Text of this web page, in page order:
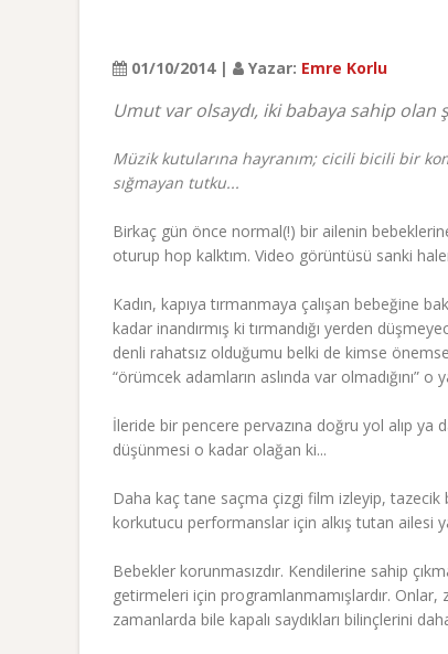
01/10/2014 | Yazar: Emre Korlu
Umut var olsaydı, iki babaya sahip
Müzik kutularına hayranım; cicili bicili bir
sığmayan tutku...
Birkaç gün önce normal(!) bir ailenin
oturup hop kalktım. Video görüntüsü sanki
Kadın, kapıya tırmanmaya çalışan bebeğine
kadar inandırmış ki tırmandığı yerden
denli rahatsız olduğumu belki de kimse
“örümcek adamların aslında var olmadığını”
İleride bir pencere pervazına doğru yol alıp ya
düşünmesi o kadar olağan ki...
Daha kaç tane saçma çizgi film izleyip,
korkutucu performanslar için alkış tutan ailesi
Bebekler korunmasızdır. Kendilerine sahip
getirmeleri için programlanmamışlardır.
zamanlarda bile kapalı saydıkları bilinçlerini